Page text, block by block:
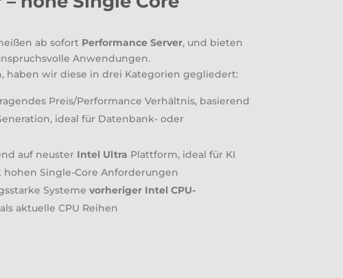
ab sofort Performance Server, und bieten
Anwendungen.
haben wir diese in drei Kategorien gegliedert:
Preis/Performance Verhältnis, basierend
ideal für Datenbank- oder
auf neuster Intel Ultra Plattform, ideal für KI
Single-Core Anforderungen
Systemevorheriger Intel CPU-
aktuelle CPU Reihen